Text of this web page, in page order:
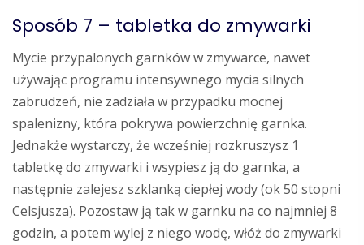
Sposób 7 – tabletka do zmywarki
Mycie przypalonych garnków w zmywarce, nawet
używając programu intensywnego mycia silnych
zabrudzeń, nie zadziała w przypadku mocnej
spalenizny, która pokrywa powierzchnię garnka.
Jednakże wystarczy, że wcześniej rozkruszysz 1
tabletkę do zmywarki i wsypiesz ją do garnka, a
następnie zalejesz szklanką ciepłej wody (ok 50 stopni
Celsjusza). Pozostaw ją tak w garnku na co najmniej 8
godzin, a potem wylej z niego wodę, włóż do zmywarki